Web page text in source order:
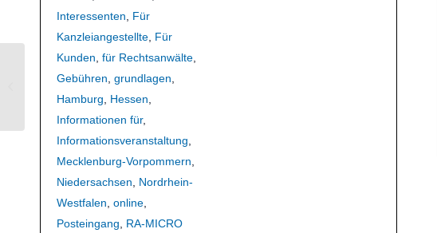
Interessenten
Für
Kanzleiangestellte Für
Kunden für Rechtsanwälte
Gebühren grundlagen
Hamburg
Hessen
Informationen für,
Informationsveranstaltung
Mecklenburg-Vorpommern
Niedersachsen
Nordrhein-
Westfalen online
Posteingang
RA-MICRO
im Bereich Gebühren und
Zwangsvollstreckung